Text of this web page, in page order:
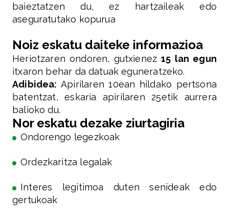
baieztatzen du, ez hartzaileak edo
aseguratutako kopurua
Noiz eskatu daiteke informazioa
Heriotzaren ondoren, gutxienez15 lan egun
itxaron behar da datuak eguneratzeko.
Adibidea: Apirilaren 10ean hildako pertsona
batentzat, eskaria apirilaren 25etik aurrera
balioko du.
Nor eskatu dezake ziurtagiria
Ondorengo legezkoak
Ordezkaritza legalak
Interes legitimoa duten senideak edo
gertukoak